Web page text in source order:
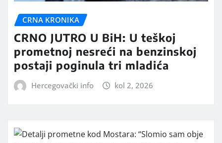
CRNA KRONIKA
CRNO JUTRO U BiH: U teškoj
prometnoj nesreći na benzinskoj
postaji poginula tri mladića
Hercegovački info kol 2, 2026